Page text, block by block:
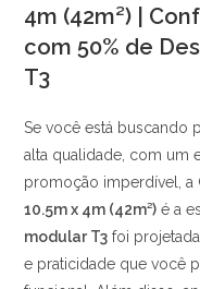
4m (42m²) |
com 50% de
T3
Se você está buscando
alta qualidade, com um
promoção imperdível, a
10.5m x 4m (42m²) é a
modular T3 foi
e praticidade que você